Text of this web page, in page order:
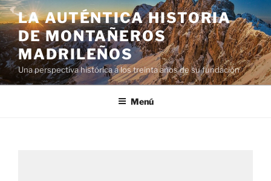
LA AUTÉNTICA HISTORIA
DE MONTAÑEROS
MADRILEÑOS
Una perspectiva histórica a los treinta años de su fundación
Menú